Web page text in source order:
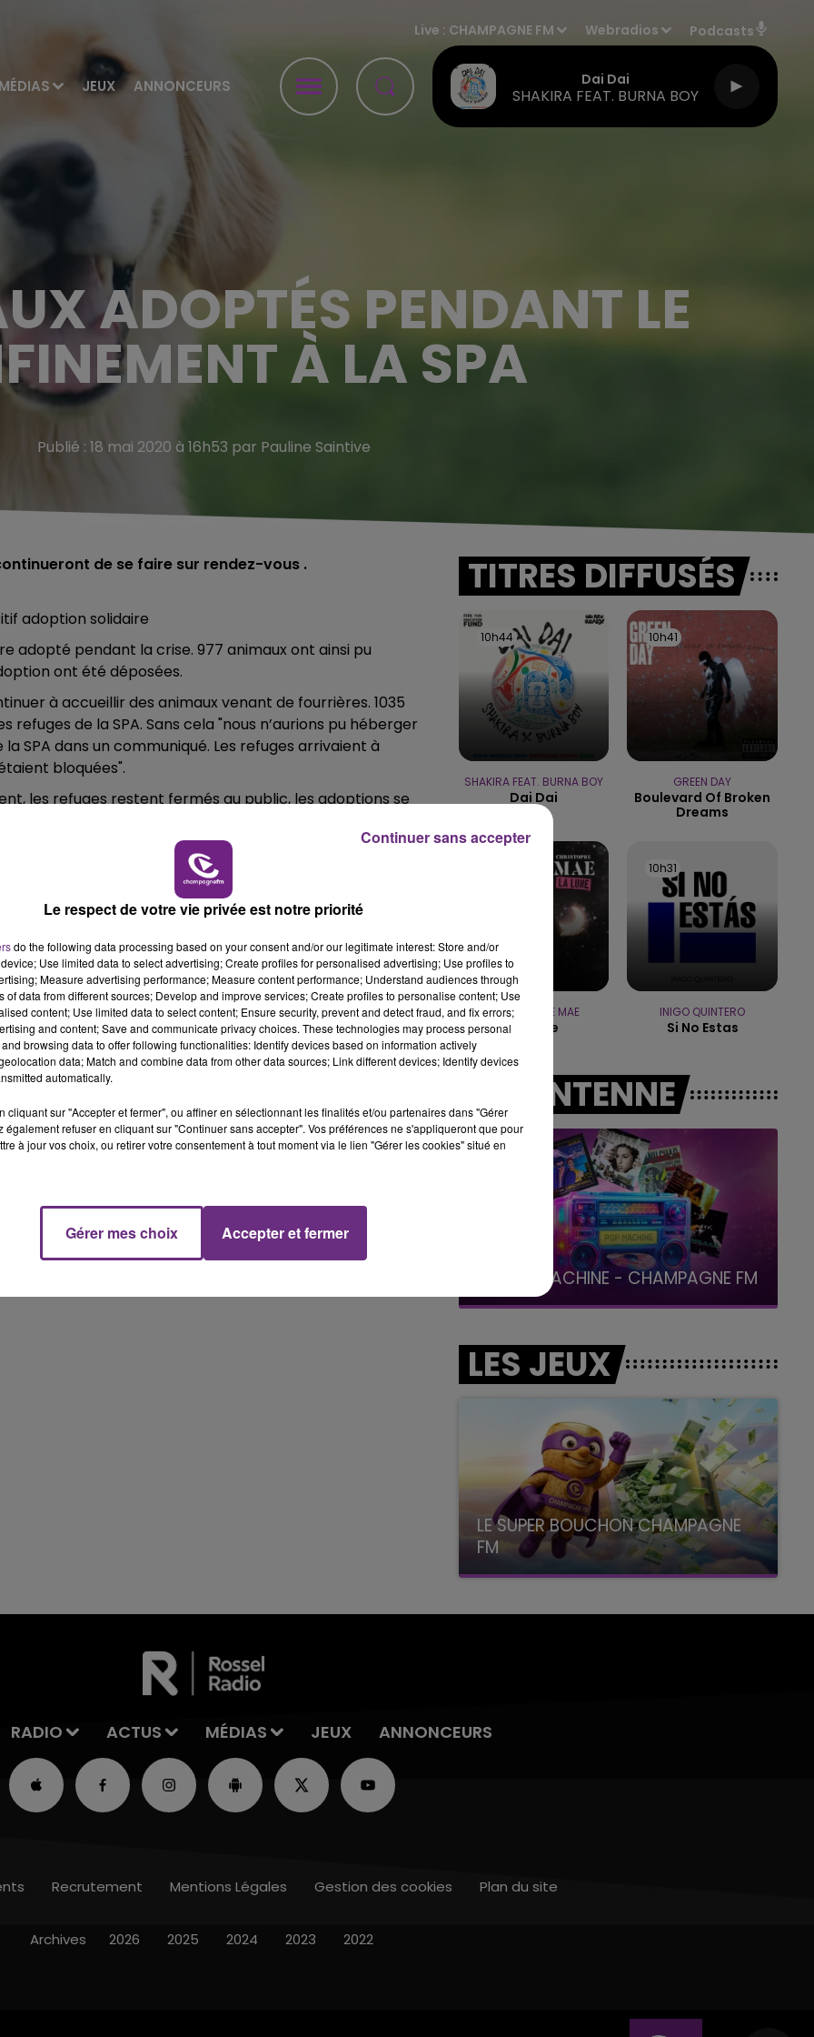
MÉDIAS JEUX ANNONCEURS
Live : CHAMPAGNE FM Webradios Podcasts
Dai Dai
SHAKIRA FEAT. BURNA BOY
14h00 - 15h00
LA RADIO POP
15h00 - 19h00
LE CLUB CHAMPAGNE FM
ADOPTÉS PENDANT LE
À LA SPA
Publié : 18 mai 2020 à 16h53 par Pauline Saintive
de se faire sur rendez-vous .
adoption solidaire
adopté pendant la crise. 977 animaux ont ainsi pu
ont été déposées.
à accueillir des animaux venant de fourrières. 1035
de la SPA. Sans cela "nous n’aurions pu héberger
SPA dans un communiqué. Les refuges arrivaient à
bloquées".
les refuges restent fermés au public, les adoptions se
UNE JEUNE AUTOMOBILISTE GRIÈVEMENT
Une automobiliste s'est retrouvée piégée dans
son véhicule après une collision avec un poids
TITRES DIFFUSÉS
10h44
10h44
SHAKIRA FEAT. BURNA BOY
Dai Dai
10h41
10h41
GREEN DAY
Boulevard Of Broken
Dreams
CHRISTOPHE MAE
La Lune
10h31
10h31
INIGO QUINTERO
Si No Estas
A L'ANTENNE
15h00 - 19h00
LA POP MACHINE - CHAMPAGNE FM
LES JEUX
LE SUPER BOUCHON CHAMPAGNE
FM
avec La Famille Champagne FM, à 8H10
RADIO ACTUS MÉDIAS JEUX ANNONCEURS
Recrutement Mentions Légales Gestion des cookies Plan du site
Archives 2026 2025 2024 2023 2022
Le respect de votre vie privée est notre priorité
do the following data processing based on your consent and/or our legitimate interest: Store and/or
Use limited data to select advertising; Create profiles for personalised advertising; Use profiles to
Measure advertising performance; Measure content performance; Understand audiences through
of data from different sources; Develop and improve services; Create profiles to personalise content; Use
content; Use limited data to select content; Ensure security, prevent and detect fraud, and fix errors;
and content; Save and communicate privacy choices. These technologies may process personal
browsing data to offer following functionalities: Identify devices based on information actively
data; Match and combine data from other data sources; Link different devices; Identify devices
automatically.
cliquant sur "Accepter et fermer", ou affiner en sélectionnant les finalités et/ou partenaires dans "Gérer
également refuser en cliquant sur "Continuer sans accepter". Vos préférences ne s'appliqueront que pour
à jour vos choix, ou retirer votre consentement à tout moment via le lien "Gérer les cookies" situé en
Gérer mes choix Accepter et fermer
Continuer sans accepter